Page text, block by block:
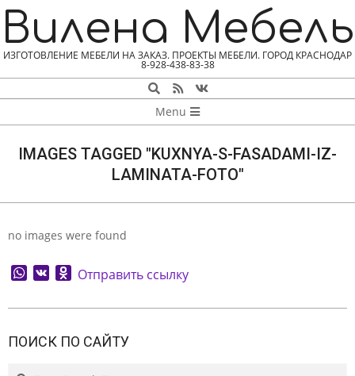
Skip
to
content
Вилена Мебель
ИЗГОТОВЛЕНИЕ МЕБЕЛИ НА ЗАКАЗ. ПРОЕКТЫ МЕБЕЛИ. ГОРОД КРАСНОДАР
8-928-438-83-38
Search
MENU
Menu
IMAGES TAGGED "KUXNYA-S-FASADAMI-IZ-
LAMINATA-FOTO"
no images were found
WhatsApp
VK Odnoklassniki
Отправить ссылку
08-
08
ПОИСК ПО САЙТУ
Search